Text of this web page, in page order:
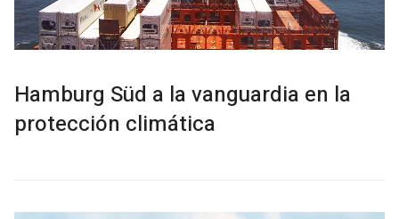
Hamburg Süd a la vanguardia en la
protección climática